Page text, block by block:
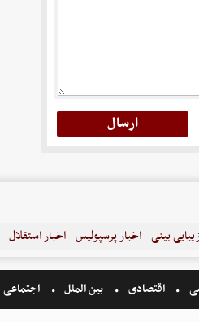
بینی اخبار پرسپولیس اخبار استقلال
اقتصادی بین الملل اجتماعی